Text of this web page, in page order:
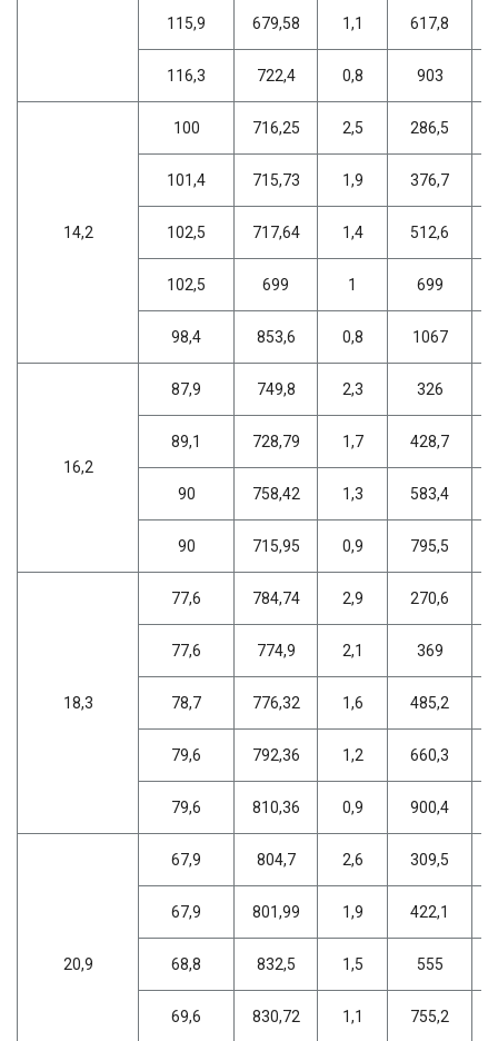
115,9 679,58 1,1 617,8
116,3 722,4 0,8 903
14,2
100 716,25 2,5 286,5
101,4 715,73 1,9 376,7
102,5 717,64 1,4 512,6
102,5 699 1 699
98,4 853,6 0,8 1067
16,2
87,9 749,8 2,3 326
89,1 728,79 1,7 428,7
90 758,42 1,3 583,4
90 715,95 0,9 795,5
18,3
77,6 784,74 2,9 270,6
77,6 774,9 2,1 369
78,7 776,32 1,6 485,2
79,6 792,36 1,2 660,3
79,6 810,36 0,9 900,4
20,9
67,9 804,7 2,6 309,5
67,9 801,99 1,9 422,1
68,8 832,5 1,5 555
69,6 830,72 1,1 755,2